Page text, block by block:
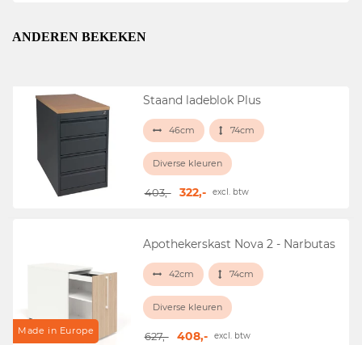
ANDEREN BEKEKEN
Staand ladeblok Plus
46cm 74cm
Diverse kleuren
403,- 322,- excl. btw
Made in Europe
Apothekerskast Nova 2 - Narbutas
42cm 74cm
Diverse kleuren
627,- 408,- excl. btw